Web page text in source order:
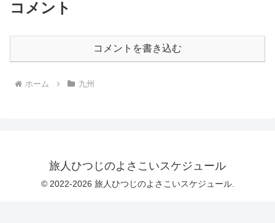
コメント
コメントを書き込む
ホーム 九州
旅人ひつじのよさこいスケジュール
© 2022-2026 旅人ひつじのよさこいスケジュール.